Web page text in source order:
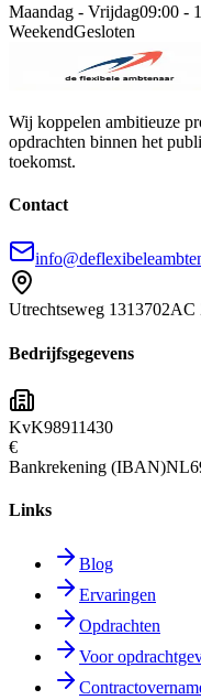
Maandag - Vrijdag09:00 -
WeekendGesloten
Wij koppelen ambitieuze
opdrachten binnen het
toekomst.
Contact
Utrechtseweg 1313702AC
Bedrijfsgegevens
KvK98911430
€
Bankrekening (IBAN)
Links
Blog
Ervaringen
Opdrachten
Voor